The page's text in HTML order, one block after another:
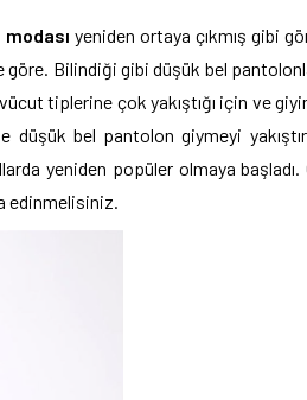
yeniden ortaya çıkmış gibi
Bilindiği gibi düşük bel
tiplerine çok yakıştığı için ve
bel pantolon giymeyi
yeniden popüler olmaya başladı.
edinmelisiniz.